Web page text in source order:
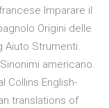
Imparare il
Origini delle
Aiuto Strumenti.
americano.
Collins English-
translations of